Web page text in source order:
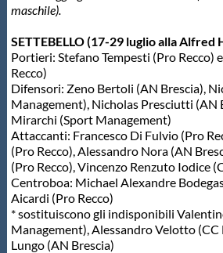
maschile).
SETTEBELLO (17-29 luglio alla Alfred
Portieri: Stefano Tempesti (Pro Recco)
Recco)
Difensori: Zeno Bertoli (AN Brescia),
Management), Nicholas Presciutti (AN
Mirarchi (Sport Management)
Attaccanti: Francesco Di Fulvio (Pro
(Pro Recco), Alessandro Nora (AN
(Pro Recco), Vincenzo Renzuto Iodice
Centroboa: Michael Alexandre
Aicardi (Pro Recco)
* sostituiscono gli indisponibili
Management), Alessandro Velotto
Lungo (AN Brescia)